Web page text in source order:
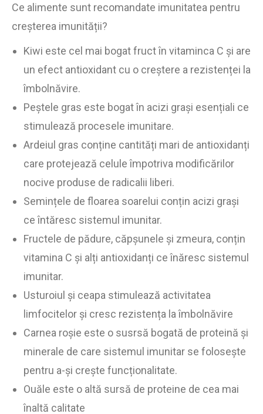
Ce alimente sunt recomandate imunitatea pentru
creșterea imunității?
Kiwi este cel mai bogat fruct în vitaminca C și are
un efect antioxidant cu o creștere a rezistenței la
îmbolnăvire.
Peștele gras este bogat în acizi grași esențiali ce
stimulează procesele imunitare.
Ardeiul gras conține cantități mari de antioxidanți
care protejează celule împotriva modificărilor
nocive produse de radicalii liberi.
Semințele de floarea soarelui conțin acizi grași
ce întăresc sistemul imunitar.
Fructele de pădure, căpșunele și zmeura, conțin
vitamina C și alți antioxidanți ce înăresc sistemul
imunitar.
Usturoiul și ceapa stimulează activitatea
limfocitelor și cresc rezistența la îmbolnăvire
Carnea roșie este o susrsă bogată de proteină și
minerale de care sistemul imunitar se folosește
pentru a-și crește funcționalitate.
Ouăle este o altă sursă de proteine de cea mai
înaltă calitate